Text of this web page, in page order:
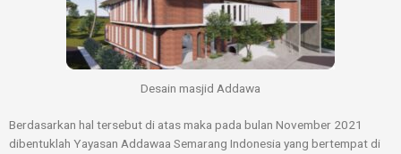
Desain masjid Addawa
Berdasarkan hal tersebut di atas maka pada bulan November 2021
dibentuklah Yayasan Addawaa Semarang Indonesia yang bertempat di